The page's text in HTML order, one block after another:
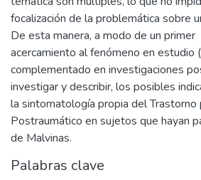
focalización de la problemática sobre
De esta manera, a modo de un primer
acercamiento al fenómeno en estudio
complementado en investigaciones
investigar y describir, los posibles
la sintomatología propia del Trastorno
Postraumático en sujetos que hayan
de Malvinas.
Palabras clave